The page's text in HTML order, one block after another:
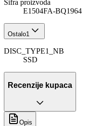
Šifra proizvoda
E1504FA-BQ1964
Ostalo1
DISC_TYPE1_NB
SSD
Recenzije kupaca
Opis